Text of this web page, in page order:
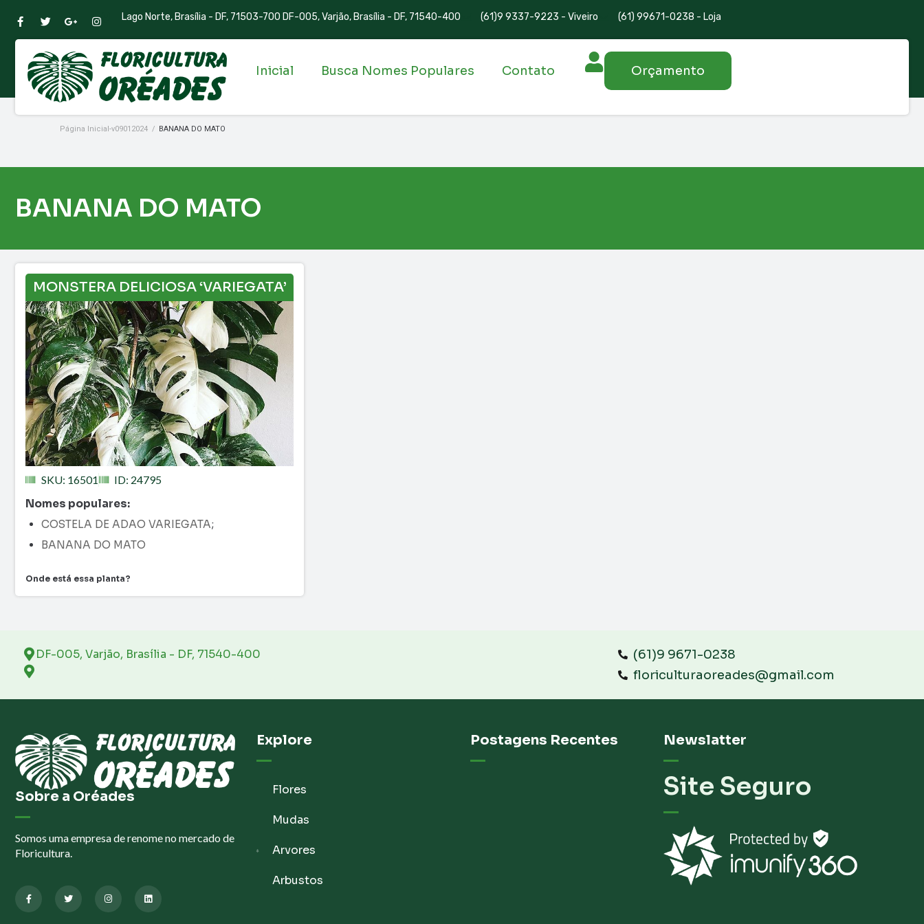
Lago Norte, Brasília - DF, 71503-700 DF-005, Varjão, Brasília - DF, 71540-400 (61)9 9337-9223 - Viveiro (61) 99671-0238 - Loja
Inicial Busca Nomes Populares Contato Orçamento
Página Inicial-v09012024 / BANANA DO MATO
BANANA DO MATO
MONSTERA DELICIOSA ‘VARIEGATA’
SKU: 16501
ID: 24795
Nomes populares:
COSTELA DE ADAO VARIEGATA;
BANANA DO MATO
Onde está essa planta?
DF-005, Varjão, Brasília - DF, 71540-400
(61)9 9671-0238
floriculturaoreades@gmail.com
Sobre a Oréades
Somos uma empresa de renome no mercado de
Floricultura.
Explore
Flores
Mudas
Arvores
Arbustos
Postagens Recentes Newslatter
Site Seguro